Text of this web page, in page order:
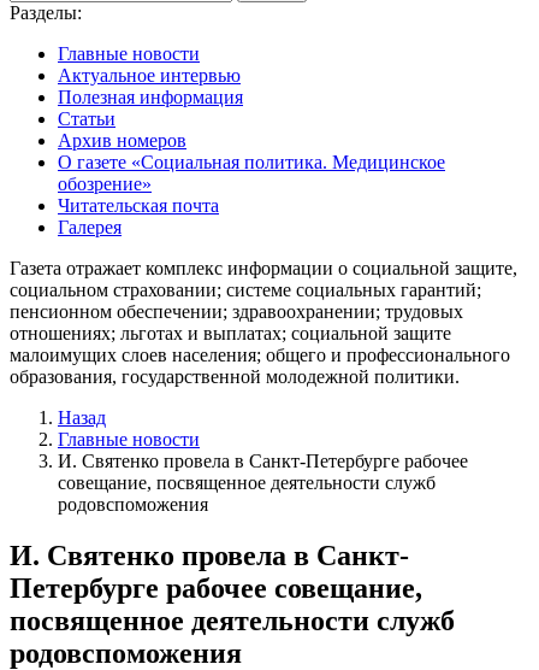
Разделы:
Главные новости
Актуальное интервью
Полезная информация
Статьи
Архив номеров
О газете «Социальная политика. Медицинское
обозрение»
Читательская почта
Галерея
Газета отражает комплекс информации о социальной защите,
социальном страховании; системе социальных гарантий;
пенсионном обеспечении; здравоохранении; трудовых
отношениях; льготах и выплатах; социальной защите
малоимущих слоев населения; общего и профессионального
образования, государственной молодежной политики.
Назад
Главные новости
И. Святенко провела в Санкт-Петербурге рабочее
совещание, посвященное деятельности служб
родовспоможения
И. Святенко провела в Санкт-
Петербурге рабочее совещание,
посвященное деятельности служб
родовспоможения